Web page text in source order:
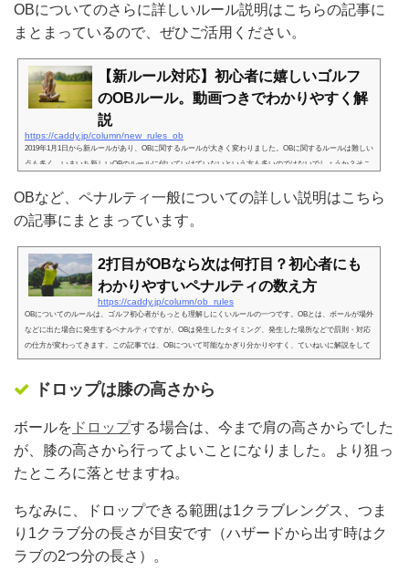
OBについてのさらに詳しいルール説明はこちらの記事に
まとまっているので、ぜひご活用ください。
【新ルール対応】初心者に嬉しいゴルフ
のOBルール。動画つきでわかりやすく解
説
https://caddy.jp/column/new_rules_ob
2019年1月1日から新ルールがあり、OBに関するルールが大きく変わりました。OBに関するルールは難しい
点も多く、いまいち新しいOBのルールに付いていけていないという方も多いのではないでしょうか？そこ
表つきで説明しているので、初心者の方にもイメージがつきやすくオススメです。https://caddy.jp/review/br
とは、アウトオブバウ…
OBなど、ペナルティ一般についての詳しい説明はこちら
の記事にまとまっています。
2打目がOBなら次は何打目？初心者にも
わかりやすいペナルティの数え方
https://caddy.jp/column/ob_rules
OBについてのルールは、ゴルフ初心者がもっとも理解しにくいルールの一つです。OBとは、ボールが場外
などに出た場合に発生するペナルティですが、OBは発生したタイミング、発生した場所などで罰則・対応
の仕方が変わってきます。この記事では、OBについて可能なかぎり分かりやすく、ていねいに解説をして
みました。この説明ならわかりやすい!！OBの基本的な意味と数え方！OBとはそもそも何か？OBとは、ア
てしまった時、ゴルフプレイ…
ドロップは膝の高さから
ボールを ドロップする場合は、今まで肩の高さからでした
が、膝の高さから行ってよいことになりました。より狙っ
たところに落とせますね。
ちなみに、ドロップできる範囲は1クラブレングス、つま
り1クラブ分の長さが目安です（ハザードから出す時はク
ラブの2つ分の長さ）。